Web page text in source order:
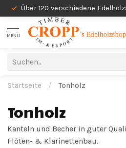
Über 120 verschiedene
MENU
Startseite / Tonholz
Tonholz
Kanteln und Becher in guter
Flöten- & Klarinettenbau.